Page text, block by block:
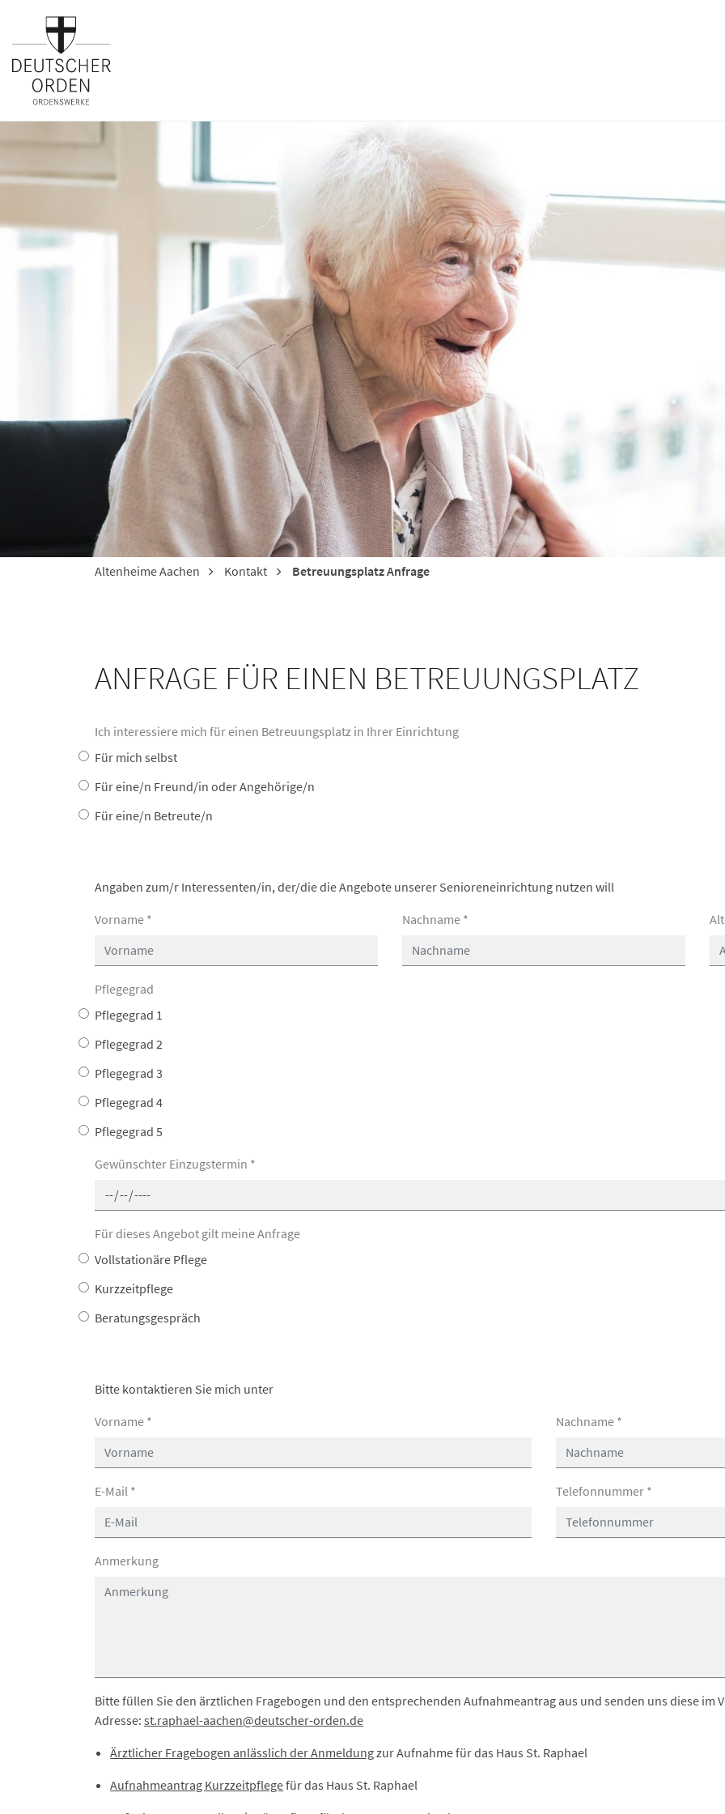
Altenheime Aachen Kontakt Betreuungsplatz Anfrage
ANFRAGE FÜR EINEN BETREUUNGSPLATZ
Ich interessiere mich für einen Betreuungsplatz in Ihrer Einrichtung
Für mich selbst
Für eine/n Freund/in oder Angehörige/n
Für eine/n Betreute/n
Angaben zum/r Interessenten/in, der/die die Angebote unserer Senioreneinrichtung nutzen will
Vorname * Nachname *
Pflegegrad
Pflegegrad 1
Pflegegrad 2
Pflegegrad 3
Pflegegrad 4
Pflegegrad 5
Gewünschter Einzugstermin *
Für dieses Angebot gilt meine Anfrage
Vollstationäre Pflege
Kurzzeitpflege
Beratungsgespräch
Bitte kontaktieren Sie mich unter
Vorname * Nachname *
E-Mail * Telefonnummer *
Anmerkung
Bitte füllen Sie den ärztlichen Fragebogen und den entsprechenden Aufnahmeantrag aus und senden uns diese im
Adresse: st.raphael-aachen@deutscher-orden.de
Ärztlicher Fragebogen anlässlich der Anmeldungzur Aufnahme für das Haus St. Raphael
Aufnahmeantrag Kurzzeitpflegefür das Haus St. Raphael